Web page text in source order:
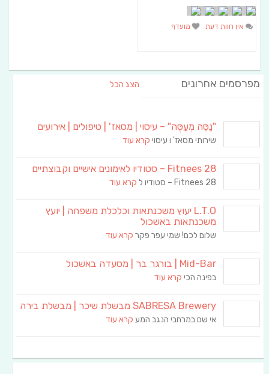
אין חוות דעת מועדף
מפרסמים אחרונים הצג הכל
"נַסֵּה מְעַסֶּה" – עיסוי | מסאז' | טיפולים | אירועים
שירותי מסאז' ו עיסוי קרא עוד
Fitnees 28 – סטודיו לאימונים אישיים וקבוצתיים
Fitnees 28 – סטודיו ל קרא עוד
L.T.O יעוץ משכנתאות וכלכלת משפחה | יועץ
משכנתאות באשכול
שלום לכם! שמי עפר פקר קרא עוד
Mid-Bar | בורגר בר | מסעדה באשכול
בפינה הכי קרא עוד
SABRESA Brewery מבשלת שיכר | מבשלת בירה
אי שם במרחבי הנגב המע קרא עוד